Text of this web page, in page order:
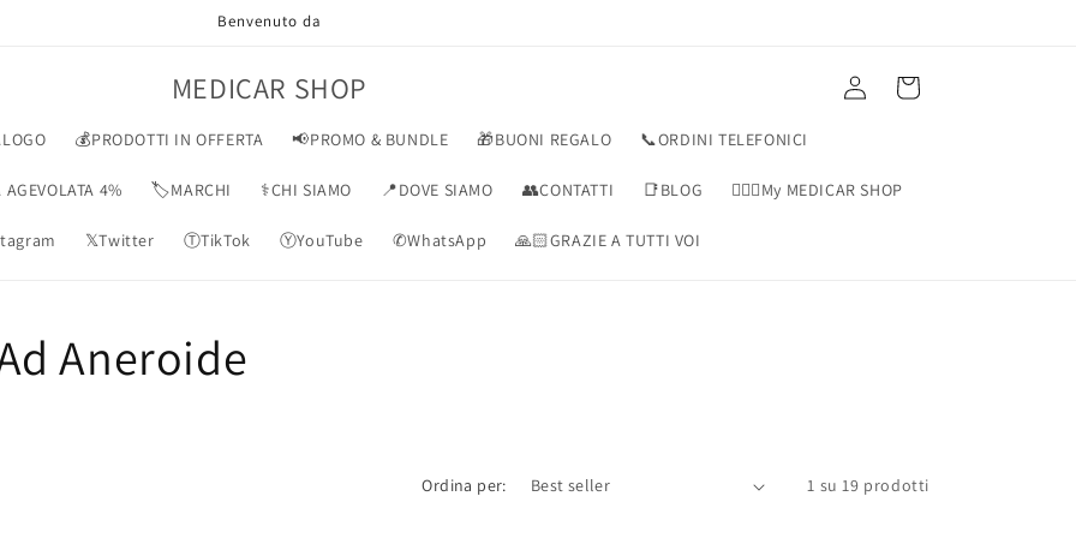
Benvenuto da
MEDICAR SHOP
💰PRODOTTI IN OFFERTA 📢PROMO & BUNDLE 🎁BUONI REGALO 📞ORDINI TELEFONICI
4% 🏷️MARCHI ⚕️CHI SIAMO 📍DOVE SIAMO 👥CONTATTI 📑BLOG 👨🏻‍⚕️My MEDICAR SHOP
𝕏Twitter ⓉTikTok ⓎYouTube ✆WhatsApp 🙏🏻GRAZIE A TUTTI VOI
Accedi Carrello
Aneroide
Ordina per: 1 su 19 prodotti